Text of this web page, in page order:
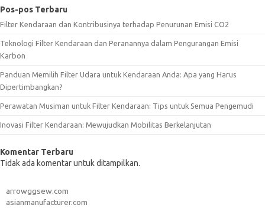
Pos-pos Terbaru
Filter Kendaraan dan Kontribusinya terhadap Penurunan Emisi CO2
Teknologi Filter Kendaraan dan Peranannya dalam Pengurangan Emisi
Karbon
Panduan Memilih Filter Udara untuk Kendaraan Anda: Apa yang Harus
Dipertimbangkan?
Perawatan Musiman untuk Filter Kendaraan: Tips untuk Semua Pengemudi
Inovasi Filter Kendaraan: Mewujudkan Mobilitas Berkelanjutan
Komentar Terbaru
Tidak ada komentar untuk ditampilkan.
arrowggsew.com
asianmanufacturer.com